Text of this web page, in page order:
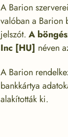
A Barion
valóban a Barion
jelszót. A
Inc [HU] néven
A Barion
bankkártya
alakították ki.